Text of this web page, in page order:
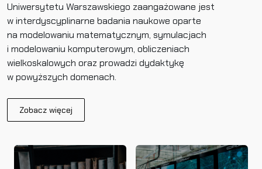
Uniwersytetu Warszawskiego zaangażowane jest
w interdyscyplinarne badania naukowe oparte
na modelowaniu matematycznym, symulacjach
i modelowaniu komputerowym, obliczeniach
wielkoskalowych oraz prowadzi dydaktykę
w powyższych domenach.
Zobacz więcej